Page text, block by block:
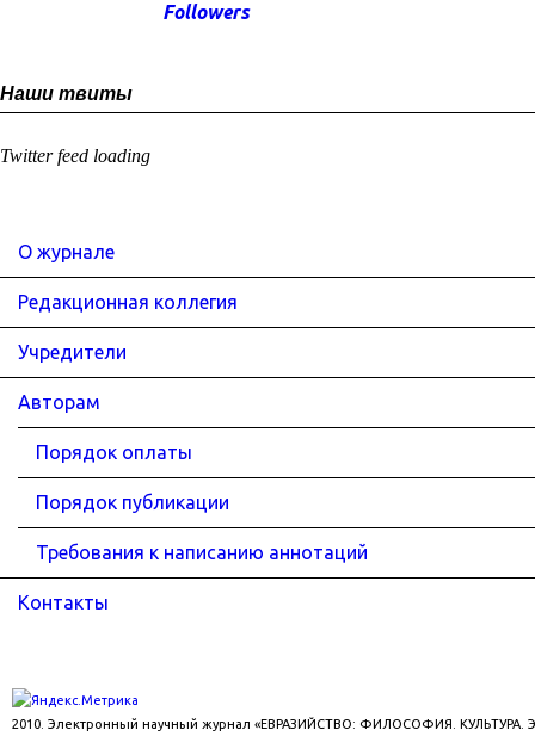
Followers
Наши твиты
Twitter feed loading
О журнале
Редакционная коллегия
Учредители
Авторам
Порядок оплаты
Порядок публикации
Требования к написанию аннотаций
Контакты
2010. Электронный научный журнал «ЕВРАЗИЙСТВО: ФИЛОСОФИЯ. КУЛЬТУРА.